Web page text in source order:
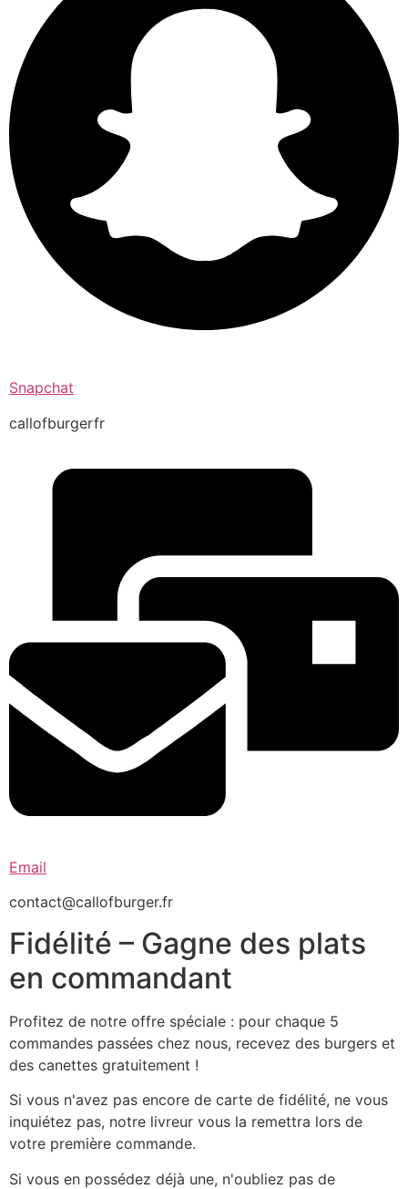
Snapchat
callofburgerfr
Email
contact@callofburger.fr
Fidélité – Gagne des plats
en commandant
Profitez de notre offre spéciale : pour chaque 5
commandes passées chez nous, recevez des burgers et
des canettes gratuitement !
Si vous n'avez pas encore de carte de fidélité, ne vous
inquiétez pas, notre livreur vous la remettra lors de
votre première commande.
Si vous en possédez déjà une, n'oubliez pas de